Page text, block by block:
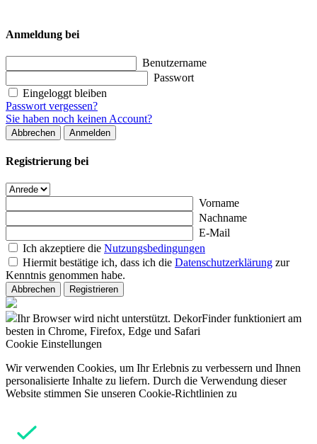
Anmeldung bei
Benutzername
Passwort
Eingeloggt bleiben
Passwort vergessen?
Sie haben noch keinen Account?
Abbrechen Anmelden
Registrierung bei
Vorname
Nachname
E-Mail
Ich akzeptiere die Nutzungsbedingungen
Hiermit bestätige ich, dass ich die Datenschutzerklärung zur
Kenntnis genommen habe.
Abbrechen Registrieren
Ihr Browser wird nicht unterstützt. DekorFinder funktioniert am
besten in Chrome, Firefox, Edge und Safari
Cookie Einstellungen
Wir verwenden Cookies, um Ihr Erlebnis zu verbessern und Ihnen
personalisierte Inhalte zu liefern. Durch die Verwendung dieser
Website stimmen Sie unseren Cookie-Richtlinien zu